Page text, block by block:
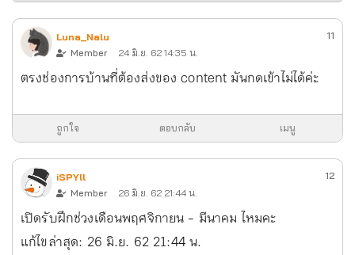
Luna_Nalu
Member
24 มิ.ย. 62 14:35 น.
11
ตรงช่องการบ้านที่ต้องส่งของ content มันกดเข้าไม่ได้ค่ะ
ถูกใจ ตอบกลับ เมนู
iSPYll
Member
26 มิ.ย. 62 21:44 น.
12
เปิดรับฝึกช่วงเดือนพฤศจิกายน - มีนาคม ไหมคะ
แก้ไขล่าสุด: 26 มิ.ย. 62 21:44 น.